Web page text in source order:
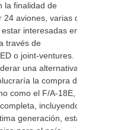
la finalidad de
aviones, varias de
interesadas en
través de
o joint-ventures.
una alternativa
la compra de
como el F/A-18E,
incluyendo
generación, esta